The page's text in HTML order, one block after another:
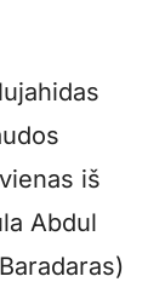
iš
Abdul